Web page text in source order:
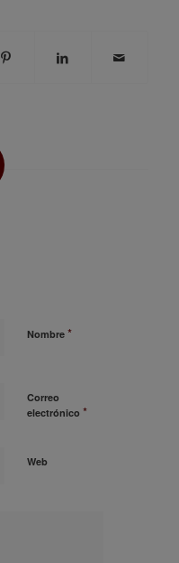
Nombre *
Correo
electrónico *
Web